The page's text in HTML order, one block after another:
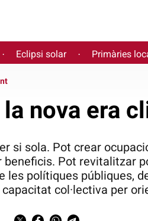
· Eclipsi solar · Primàries
nova era
si sola. Pot crear
Pot revitalitzar
les polítiques públiques,
col·lectiva per